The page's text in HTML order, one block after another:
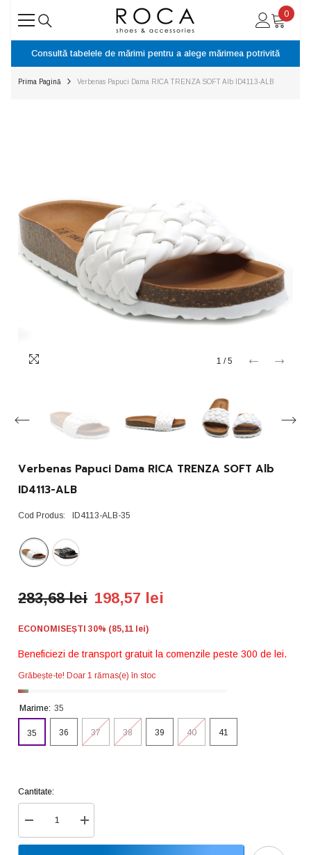
SARI LA CONȚINUT 0
0
Consultă tabelele de mărimi pentru a alege mărimea potrivită
Prima Pagină Verbenas Papuci Dama RICA TRENZA SOFT Alb ID4113-ALB
1 / 5
Verbenas Papuci Dama RICA TRENZA SOFT Alb
ID4113-ALB
Cod Produs: ID4113-ALB-35
283,68 lei 198,57 lei
ECONOMISEȘTI 30% (85,11 lei)
Beneficiezi de transport gratuit la comenzile peste 300 de lei.
Grăbește-te! Doar 1 rămas(e) în stoc
Marime: 35
35 36 37 38 39 40 41
Cantitate:
Reduceți
cantitatea
pentru
Creșteți
cantitatea
pentru